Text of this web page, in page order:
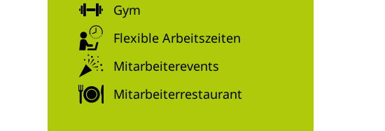
Gym
Flexible Arbeitszeiten
Mitarbeiterevents
Mitarbeiterrestaurant